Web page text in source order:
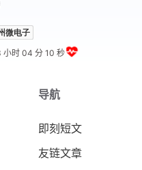
小时 04 分 10 秒
导航
即刻短文
友链文章